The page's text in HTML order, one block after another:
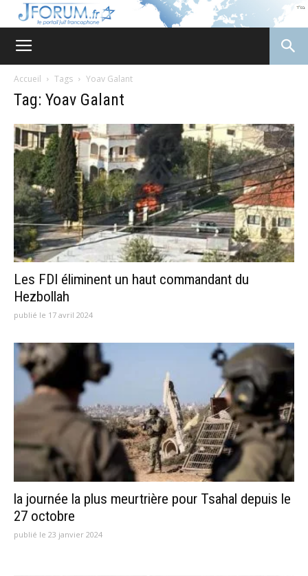
Accueil Tags Yoav Galant
Tag: Yoav Galant
Les FDI éliminent un haut commandant du
Hezbollah
publié le 17 avril 2024
la journée la plus meurtrière pour Tsahal depuis le
27 octobre
publié le 23 janvier 2024